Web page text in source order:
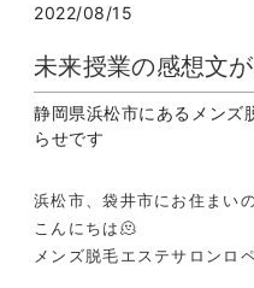
2022/08/15
未来授業の感想文
静岡県浜松市にあるメンズ
らせです
浜松市、袋井市にお住まい
こんにちは🫠
メンズ脱毛エステサロンロ